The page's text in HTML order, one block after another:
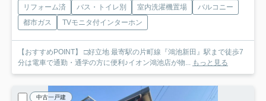
リフォーム済 バス・トイレ別 室内洗濯機置場
バルコニー
都市ガス
TVモニタ付インターホン
【おすすめPOINT】 □好立地 最寄駅の片町線『鴻池新田』駅まで徒歩7
分は電車で通勤・通学の方に便利♪イオン鴻池店が物...
もっと見る
中古一戸建